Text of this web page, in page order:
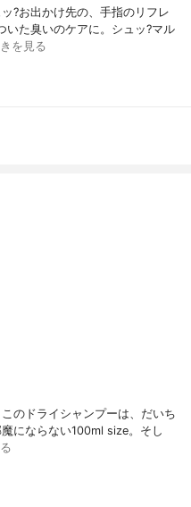
?お出かけ先の、手指のリフレ
いた臭いのケアに。シュッ?マル
を見る
のドライシャンプーは、だいち
にならない100ml size。そし